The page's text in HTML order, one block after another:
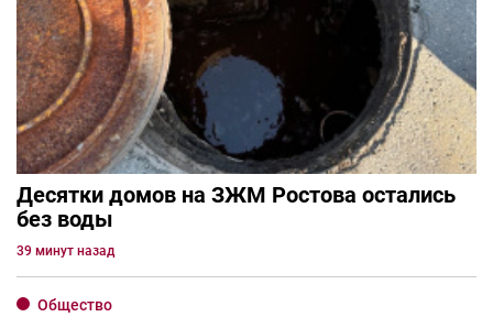
Десятки домов на ЗЖМ Ростова остались
без воды
39 минут назад
Общество